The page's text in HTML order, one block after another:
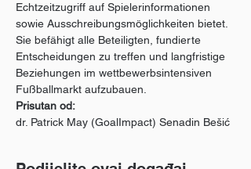
Echtzeitzugriff auf Spielerinformationen
sowie Ausschreibungsmöglichkeiten bietet.
Sie befähigt alle Beteiligten, fundierte
Entscheidungen zu treffen und langfristige
Beziehungen im wettbewerbsintensiven
Fußballmarkt aufzubauen.
Prisutan od:
dr. Patrick May (GoalImpact) Senadin Bešić